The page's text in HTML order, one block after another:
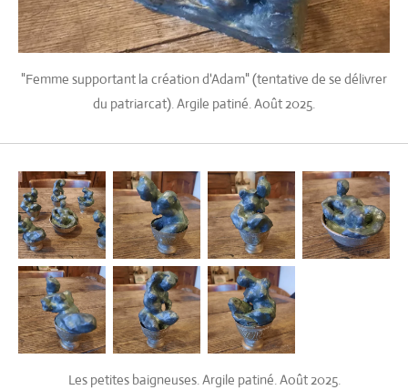
"Femme supportant la création d'Adam" (tentative de se délivrer
du patriarcat). Argile patiné. Août 2025.
Les petites baigneuses. Argile patiné. Août 2025.